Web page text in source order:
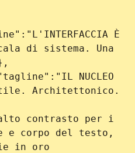
È
di sistema. Una
NUCLEO
Architettonico.
contrasto per i
e corpo del testo,
in oro